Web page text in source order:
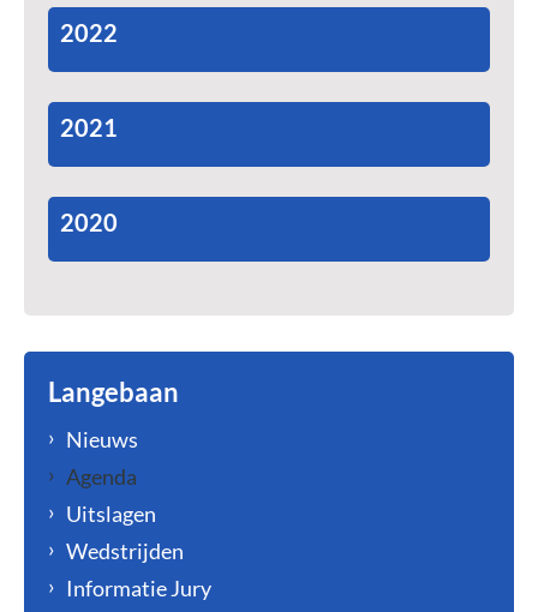
2022
2021
2020
Langebaan
Nieuws
Agenda
Uitslagen
Wedstrijden
Informatie Jury